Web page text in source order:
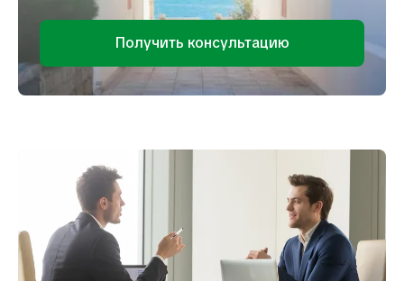
Получить консультацию